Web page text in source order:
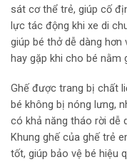
sát cơ thể trẻ, giúp cố
lực tác động khi xe di
giúp bé thở dễ dàng
hay gặp khi cho bé nằm
Ghế được trang bị chất
bé không bị nóng lưng,
có khả năng tháo rời dễ
Khung ghế của ghế trẻ
tốt, giúp bảo vệ bé hiệu